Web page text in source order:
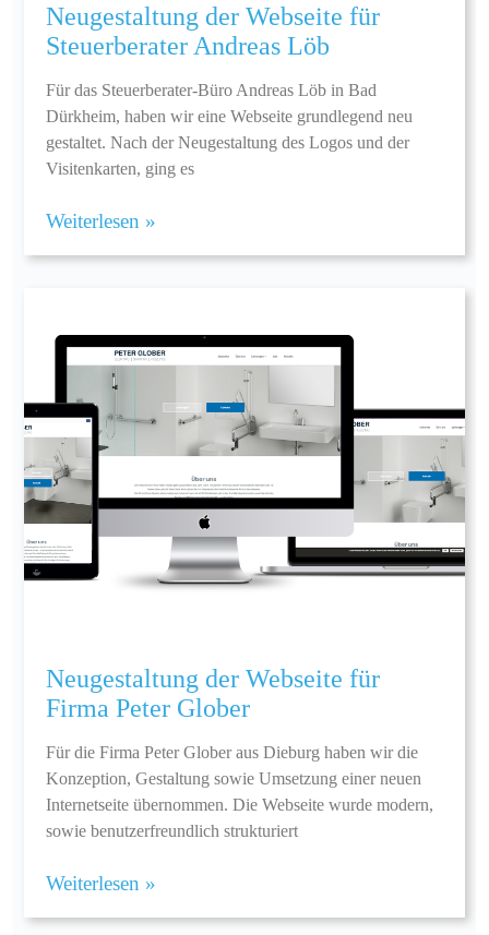
Neugestaltung der Webseite für
Steuerberater Andreas Löb
Für das Steuerberater-Büro Andreas Löb in Bad
Dürkheim, haben wir eine Webseite grundlegend neu
gestaltet. Nach der Neugestaltung des Logos und der
Visitenkarten, ging es
Weiterlesen »
Neugestaltung der Webseite für
Firma Peter Glober
Für die Firma Peter Glober aus Dieburg haben wir die
Konzeption, Gestaltung sowie Umsetzung einer neuen
Internetseite übernommen. Die Webseite wurde modern,
sowie benutzerfreundlich strukturiert
Weiterlesen »